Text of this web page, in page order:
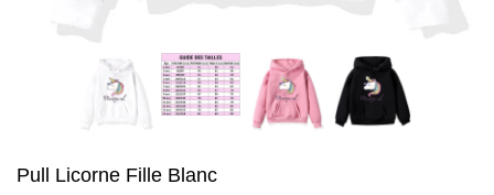
Pull Licorne Fille Blanc